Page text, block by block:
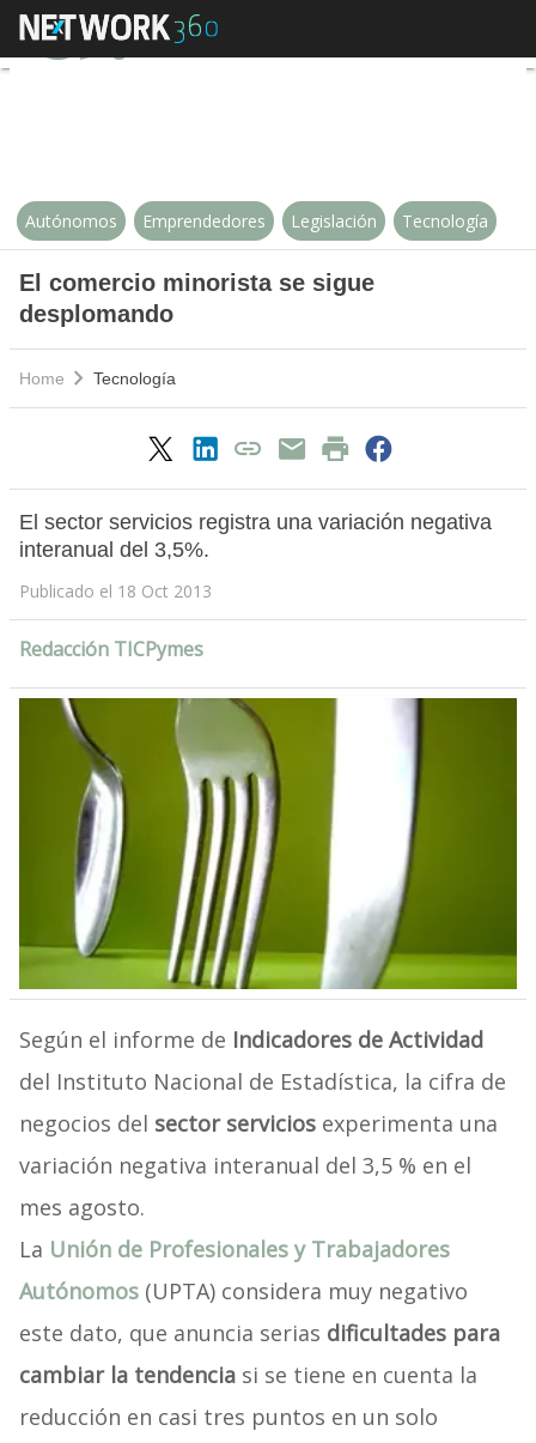
El comercio minorista se sigue
Autónomos Emprendedores Legislación Tecnología
El comercio minorista se sigue
desplomando
Home Tecnología
El sector servicios registra una variación negativa
interanual del 3,5%.
Publicado el 18 Oct 2013
Redacción TICPymes
Según el informe de Indicadores de Actividad
del Instituto Nacional de Estadística, la cifra de
negocios del sector serviciosexperimenta una
variación negativa interanual del 3,5 % en el
mes agosto.
La Unión de Profesionales y Trabajadores
Autónomos(UPTA) considera muy negativo
este dato, que anuncia serias dificultades para
cambiar la tendenciasi se tiene en cuenta la
reducción en casi tres puntos en un solo